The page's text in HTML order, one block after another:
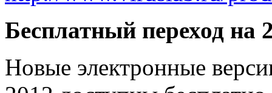
Бесплатный переход на
Новые электронные